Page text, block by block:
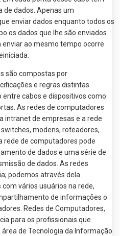
de dados. Apenas um
enviar dados enquanto todos os
os dados que lhe são enviados.
ao mesmo tempo ocorre
são compostas por
e regras distintas
entre cabos e dispositivos como
As redes de computadores
intranet de empresas e a rede
modens, roteadores,
rede de computadores pode
de dados e uma série de
de dados. As redes
podemos através dela
vários usuários na rede,
de informações o
Redes de Computadores,
para os profissionais que
de Tecnologia da Informação